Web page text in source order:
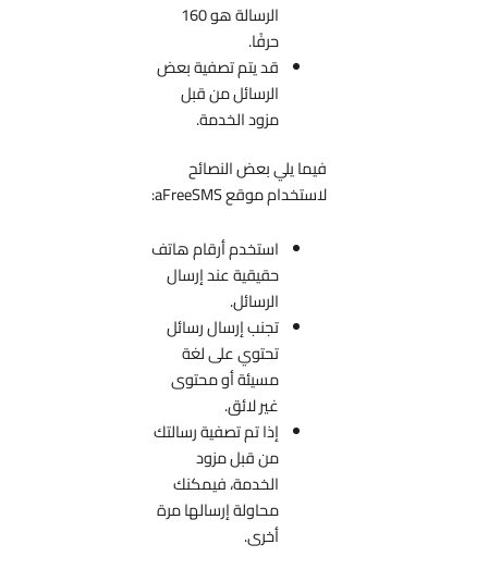
الرسالة هو 160
حرفًا.
قد يتم تصفية بعض
الرسائل من قبل
مزود الخدمة.
فيما يلي بعض النصائح
لاستخدام موقع aFreeSMS:
استخدم أرقام هاتف
حقيقية عند إرسال
الرسائل.
تجنب إرسال رسائل
تحتوي على لغة
مسيئة أو محتوى
غير لائق.
إذا تم تصفية رسالتك
من قبل مزود
الخدمة، فيمكنك
محاولة إرسالها مرة
أخرى.